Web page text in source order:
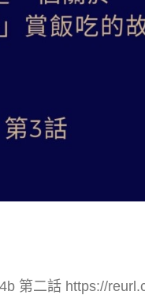
第二話 https://